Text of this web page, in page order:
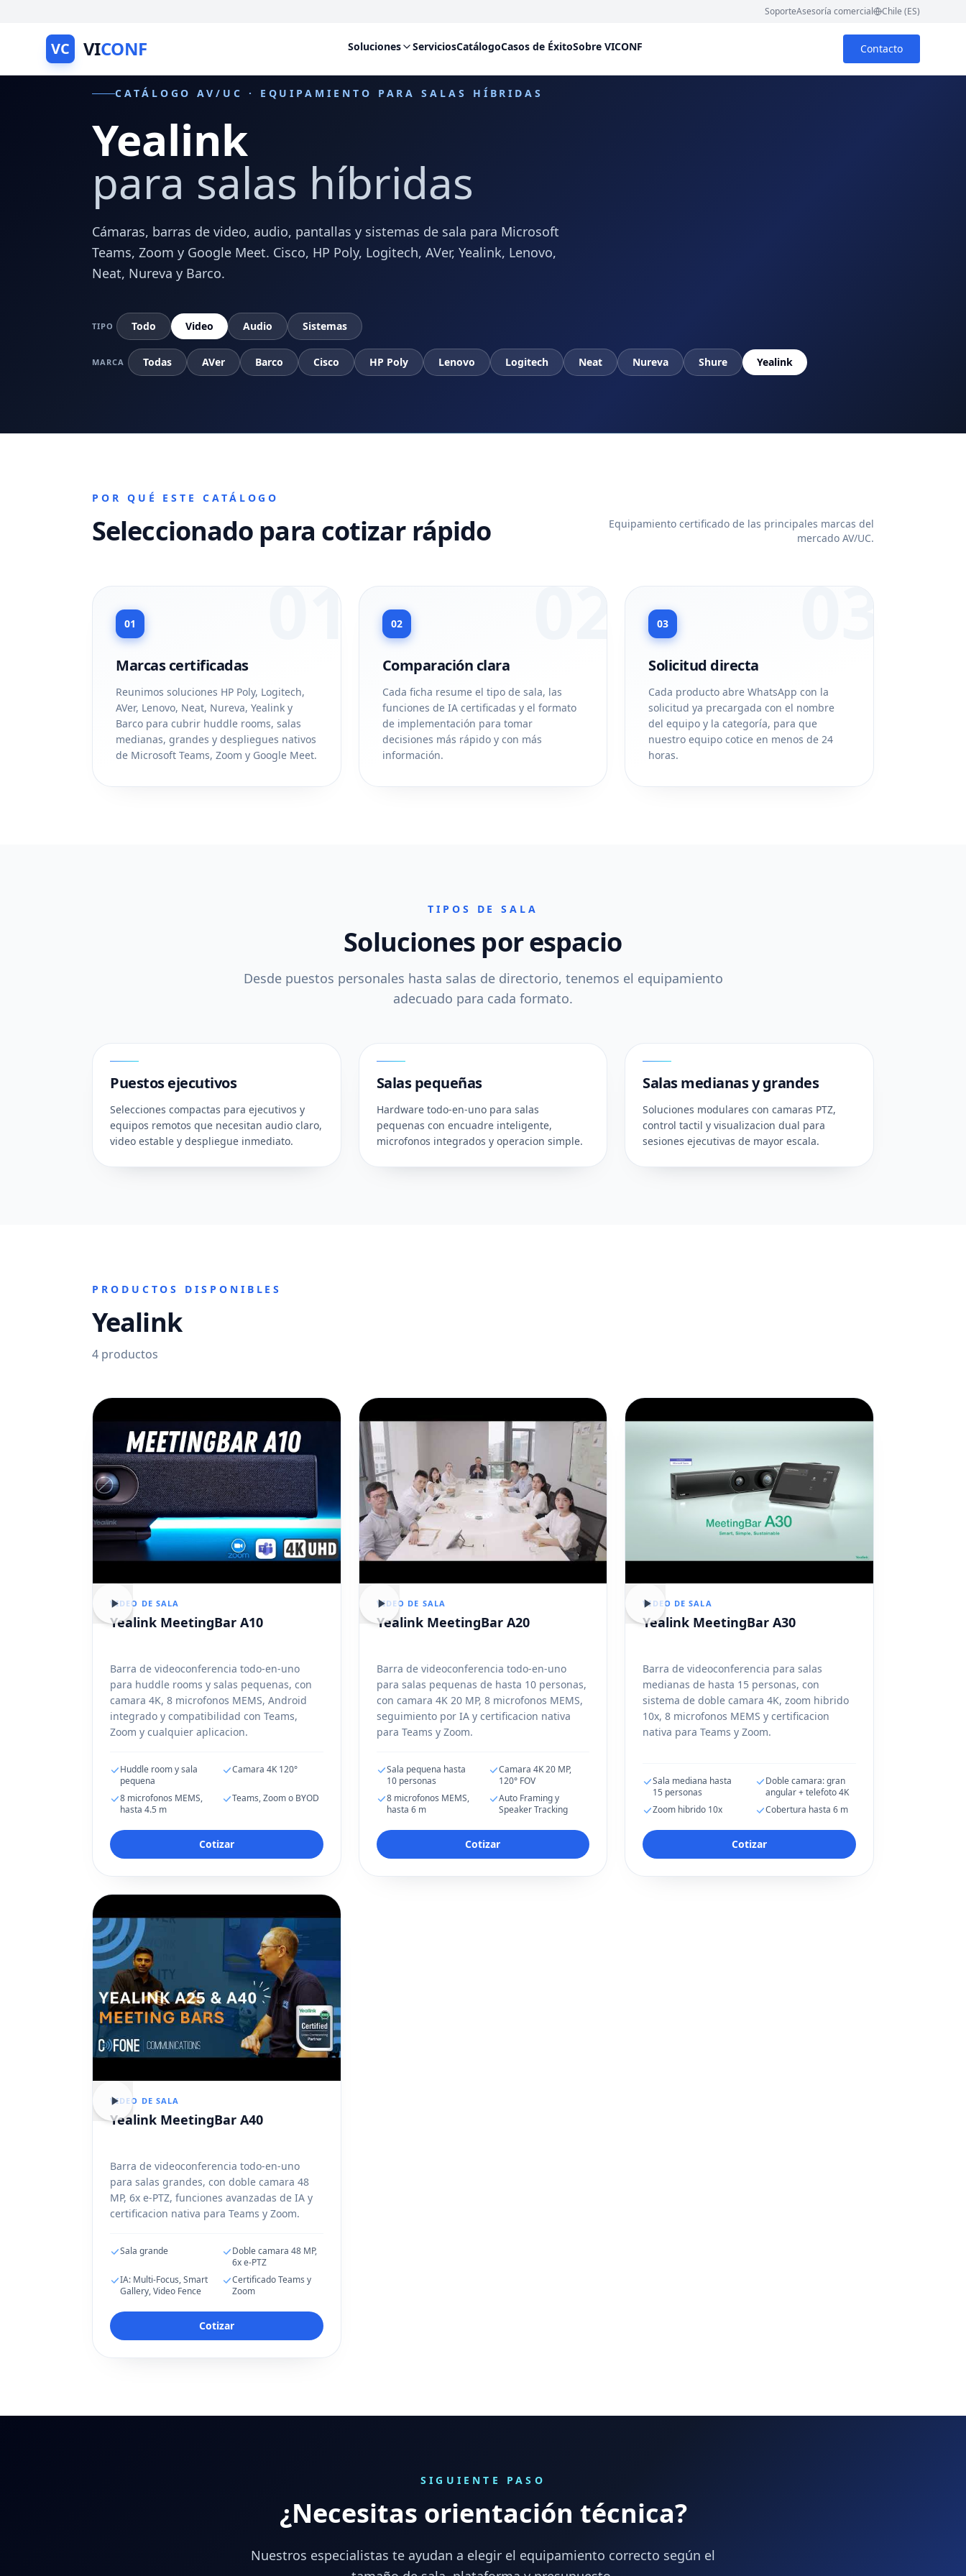
SoporteAsesoría comercial Chile (ES)
VC VICONF Soluciones ServiciosCatálogoCasos de ÉxitoSobre VICONF Contacto
CATÁLOGO AV/UC · EQUIPAMIENTO PARA SALAS HÍBRIDAS
Yealink
para salas híbridas
Cámaras, barras de video, audio, pantallas y sistemas de sala para Microsoft
Teams, Zoom y Google Meet. Cisco, HP Poly, Logitech, AVer, Yealink, Lenovo,
Neat, Nureva y Barco.
TIPO Todo Video Audio Sistemas
MARCA Todas AVer Barco Cisco HP Poly Lenovo Logitech Neat Nureva Shure Yealink
POR QUÉ ESTE CATÁLOGO
Seleccionado para cotizar rápido
Equipamiento certificado de las principales marcas del
mercado AV/UC.
01
01
Marcas certificadas
Reunimos soluciones HP Poly, Logitech,
AVer, Lenovo, Neat, Nureva, Yealink y
Barco para cubrir huddle rooms, salas
medianas, grandes y despliegues nativos
de Microsoft Teams, Zoom y Google Meet.
02
02
Comparación clara
Cada ficha resume el tipo de sala, las
funciones de IA certificadas y el formato
de implementación para tomar
decisiones más rápido y con más
información.
03
03
Solicitud directa
Cada producto abre WhatsApp con la
solicitud ya precargada con el nombre
del equipo y la categoría, para que
nuestro equipo cotice en menos de 24
horas.
TIPOS DE SALA
Soluciones por espacio
Desde puestos personales hasta salas de directorio, tenemos el equipamiento
adecuado para cada formato.
Puestos ejecutivos
Selecciones compactas para ejecutivos y
equipos remotos que necesitan audio claro,
video estable y despliegue inmediato.
Salas pequeñas
Hardware todo-en-uno para salas
pequenas con encuadre inteligente,
microfonos integrados y operacion simple.
Salas medianas y grandes
Soluciones modulares con camaras PTZ,
control tactil y visualizacion dual para
sesiones ejecutivas de mayor escala.
PRODUCTOS DISPONIBLES
Yealink
4 productos
VIDEO DE SALA
Yealink MeetingBar A10
Barra de videoconferencia todo-en-uno
para huddle rooms y salas pequenas, con
camara 4K, 8 microfonos MEMS, Android
integrado y compatibilidad con Teams,
Zoom y cualquier aplicacion.
Huddle room y sala
pequena
Camara 4K 120°
8 microfonos MEMS,
hasta 4.5 m
Teams, Zoom o BYOD
Cotizar
VIDEO DE SALA
Yealink MeetingBar A20
Barra de videoconferencia todo-en-uno
para salas pequenas de hasta 10 personas,
con camara 4K 20 MP, 8 microfonos MEMS,
seguimiento por IA y certificacion nativa
para Teams y Zoom.
Sala pequena hasta
10 personas
Camara 4K 20 MP,
120° FOV
8 microfonos MEMS,
hasta 6 m
Auto Framing y
Speaker Tracking
Cotizar
VIDEO DE SALA
Yealink MeetingBar A30
Barra de videoconferencia para salas
medianas de hasta 15 personas, con
sistema de doble camara 4K, zoom hibrido
10x, 8 microfonos MEMS y certificacion
nativa para Teams y Zoom.
Sala mediana hasta
15 personas
Doble camara: gran
angular + telefoto 4K
Zoom hibrido 10x
Cobertura hasta 6 m
Cotizar
VIDEO DE SALA
Yealink MeetingBar A40
Barra de videoconferencia todo-en-uno
para salas grandes, con doble camara 48
MP, 6x e-PTZ, funciones avanzadas de IA y
certificacion nativa para Teams y Zoom.
Sala grande
Doble camara 48 MP,
6x e-PTZ
IA: Multi-Focus, Smart
Gallery, Video Fence
Certificado Teams y
Zoom
Cotizar
SIGUIENTE PASO
¿Necesitas orientación técnica?
Nuestros especialistas te ayudan a elegir el equipamiento correcto según el